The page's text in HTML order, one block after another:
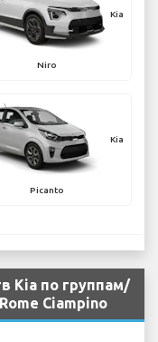
Kia
Niro
Kia
Picanto
Kia по группам/
Ciampino